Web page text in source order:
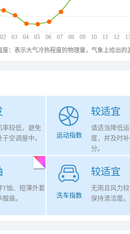
02 03 04 05 06 07 08 09 10 11 12
度：表示大气冷热程度的物理量，气象上给出
率较低，避免
空调屋中。
较适宜
运动指数
请适当降低
度，并及时
分。
T恤、短薄外套
装。
较适宜
洗车指数
无雨且风力
保持清洁度。